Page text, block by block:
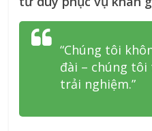
“Chúng tôi
đài – chúng tôi
trải nghiệm.”